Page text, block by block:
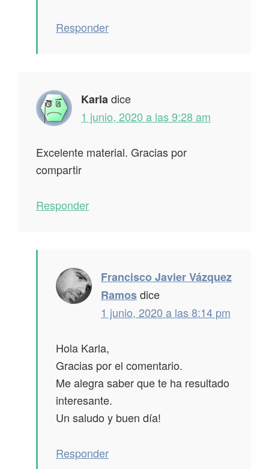
Responder
Karladice
1 junio, 2020 a las 9:28 am
Excelente material. Gracias por
compartir
Responder
Francisco Javier Vázquez
Ramosdice
1 junio, 2020 a las 8:14 pm
Hola Karla,
Gracias por el comentario.
Me alegra saber que te ha resultado
interesante.
Un saludo y buen día!
Responder